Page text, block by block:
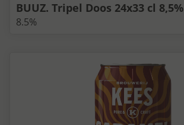
BUUZ. Tripel Doos 24x33 cl 8,5%
8.5%